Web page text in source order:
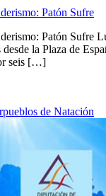
Patón Sufre
Patón Sufre
la Plaza de
seis […]
de Natación